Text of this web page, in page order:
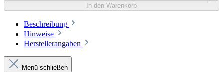
In den Warenkorb
Beschreibung
Hinweise
Herstellerangaben
Menü schließen